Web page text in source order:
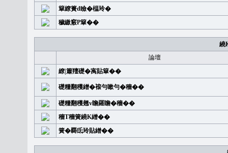
簞繚簣d瞼�榅玲�
穢繳竅P簞��
繞
論壇
繚|簫羶礎�㝢貼簞��
礎糧翻穫繒�䙛勻嗽勻�穡��
礎糧翻穫翹v瞻羅瞻�穡��
穡T穡簧繞K繒��
簧�覉氐玲貼繒��